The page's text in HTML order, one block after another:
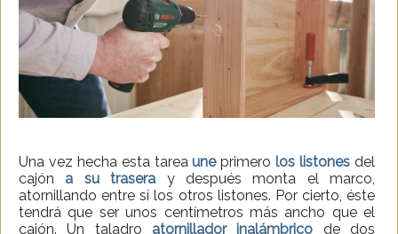
Una vez hecha esta tareauneprimerolos listones del
cajón a su trasera y después monta el marco,
atornillando entre sí los otros listones. Por cierto, éste
tendrá que ser unos centímetros más ancho que el
cajón. Un taladro atornillador inalámbrico de dos